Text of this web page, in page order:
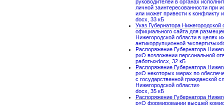
руководителей в органах
личной заинтересованности при
или может привести к конфликту
docx, 33 кБ
Указ Губернатора
официального сайта для
Нижегородской области в целях
антикоррупционной
Распоряжение Губернатора
р«О возложении персональной
работы»docx, 32 кБ
Распоряжение Губернатора
р«О некоторых мерах по
с государственной гражданской
Нижегородской области»
docx, 35 кБ
Распоряжение Губернатора
р«О формировании высшей